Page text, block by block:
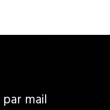
par mail